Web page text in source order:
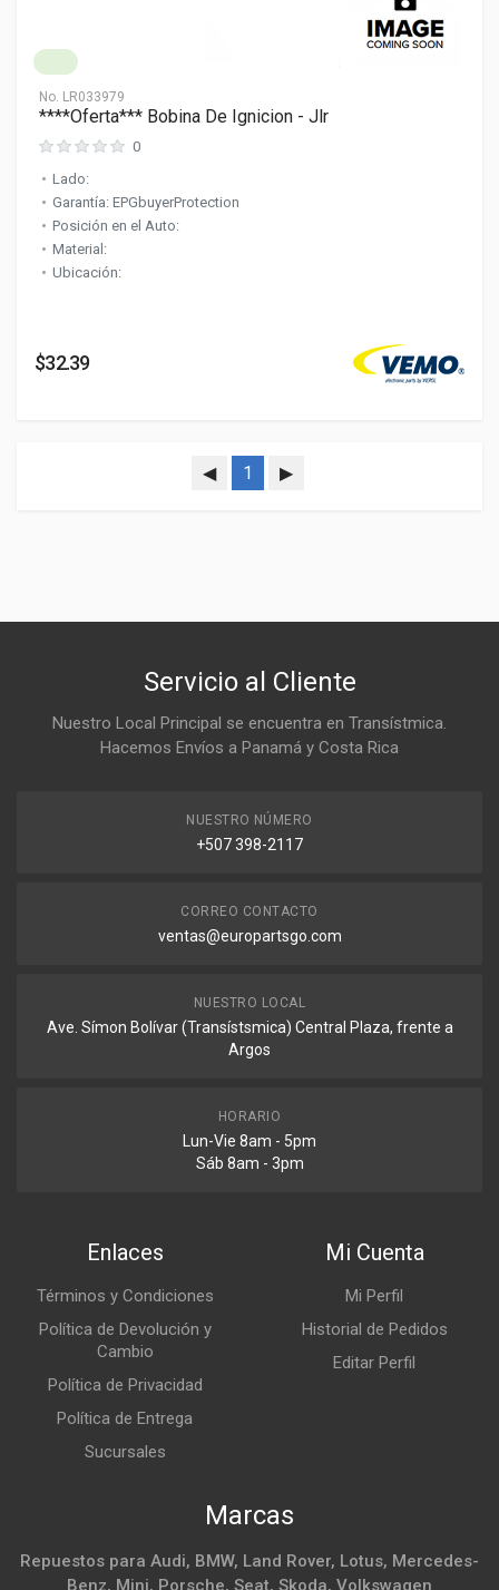
No. LR033979
****Oferta*** Bobina De Ignicion - Jlr
0
Lado:
Garantía: EPGbuyerProtection
Posición en el Auto:
Material:
Ubicación:
$32.39
◀ 1 ▶
Servicio al Cliente
Nuestro Local Principal se encuentra en Transístmica.
Hacemos Envíos a Panamá y Costa Rica
NUESTRO NÚMERO
+507 398-2117
CORREO CONTACTO
ventas@europartsgo.com
NUESTRO LOCAL
Ave. Símon Bolívar (Transístsmica) Central Plaza, frente a
Argos
HORARIO
Lun-Vie 8am - 5pm
Sáb 8am - 3pm
Enlaces
Términos y Condiciones
Política de Devolución y
Cambio
Política de Privacidad
Política de Entrega
Sucursales
Mi Cuenta
Mi Perfil
Historial de Pedidos
Editar Perfil
Marcas
Repuestos para Audi, BMW, Land Rover, Lotus, Mercedes-
Benz, Mini, Porsche, Seat, Skoda, Volkswagen